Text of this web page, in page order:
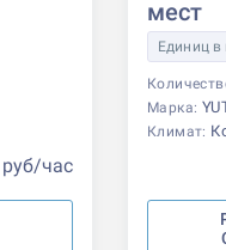
руб/час
мест
Единиц в
Марка:
Климат: